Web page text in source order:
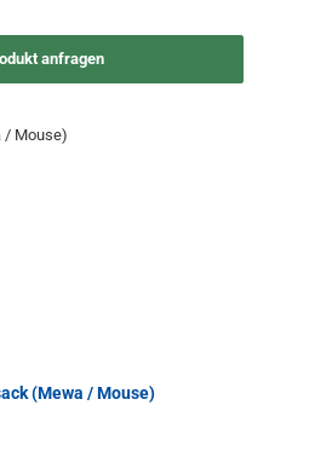
anfragen
(Mewa / Mouse)